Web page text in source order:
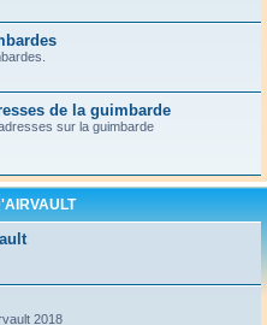
de la guimbarde
sur la guimbarde
2018